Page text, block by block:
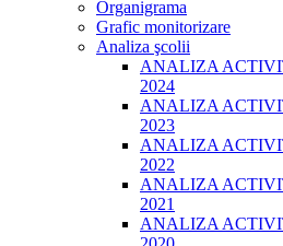
Organigrama
Grafic monitorizare
Analiza şcolii
ANALIZA
2024
ANALIZA
2023
ANALIZA
2022
ANALIZA
2021
ANALIZA